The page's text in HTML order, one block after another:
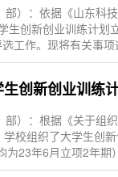
部）：依据《山东科
生创新创业训练计
选工作。现将有关事
创新创业训练
部）：根据《关于组
学校组织了大学生创
为23年6月立项2年